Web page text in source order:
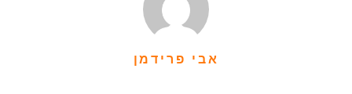
אבי פרידמן